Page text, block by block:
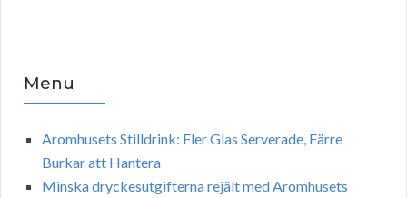
Menu
Aromhusets Stilldrink: Fler Glas Serverade, Färre
Burkar att Hantera
Minska dryckesutgifterna rejält med Aromhusets